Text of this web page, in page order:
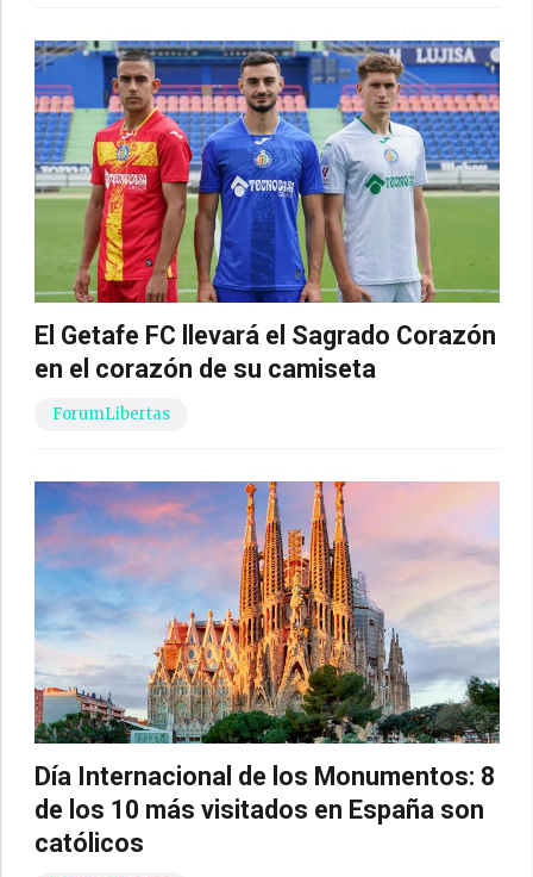
El Getafe FC llevará el Sagrado Corazón
en el corazón de su camiseta
ForumLibertas
Día Internacional de los Monumentos: 8
de los 10 más visitados en España son
católicos